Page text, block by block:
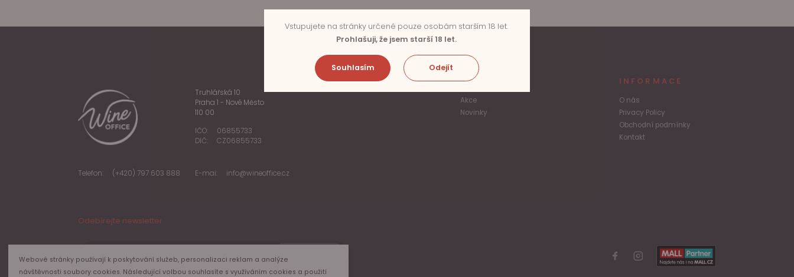
Truhlářská 10
Praha 1 - Nové Město
110 00
IČO:
06855733
DIČ:
CZ06855733
Telefon: (+420) 797 603 888 E-mai: info@wineoffice.cz
PRODUKTY
Akce
Novinky
INFORMACE
O nás
Privacy Policy
Obchodní podmínky
Kontakt
Odebírejte newsletter
Váš E-Mail
Webové stránky používají k poskytování služeb, personalizaci reklam a analýze
návštěvnosti soubory cookies. Následující volbou souhlasíte s využíváním cookies a použití
Vstupujete na stránky určené pouze osobám starším 18 let.
Prohlašuji, že jsem starší 18 let.
Souhlasím Odejít